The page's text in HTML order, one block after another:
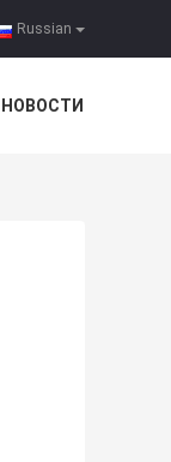
Russian
НОВОСТИ